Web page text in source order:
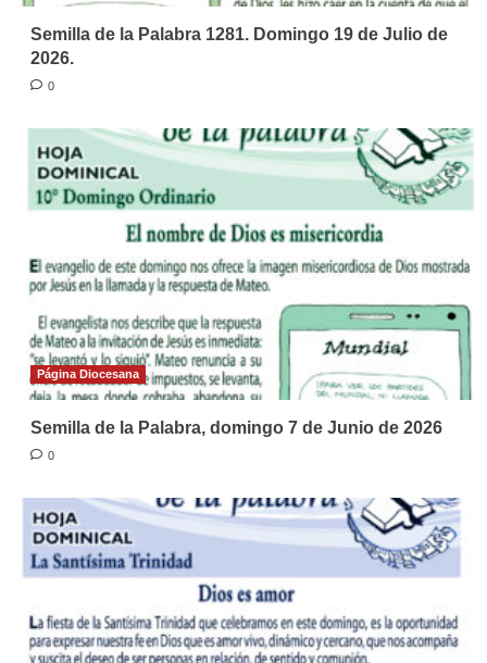
Semilla de la Palabra 1281. Domingo 19 de Julio de
2026.
0
Página Diocesana
Semilla de la Palabra, domingo 7 de Junio de 2026
0